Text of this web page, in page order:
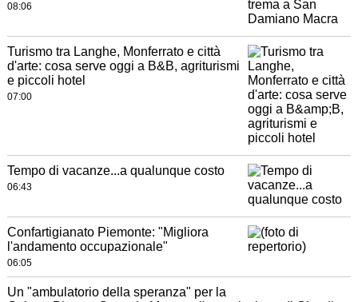
08:06
Turismo tra Langhe, Monferrato e città
d'arte: cosa serve oggi a B&B, agriturismi
e piccoli hotel
07:00
Tempo di vacanze...a qualunque costo
06:43
Confartigianato Piemonte: "Migliora
l'andamento occupazionale"
06:05
Un "ambulatorio della speranza" per la